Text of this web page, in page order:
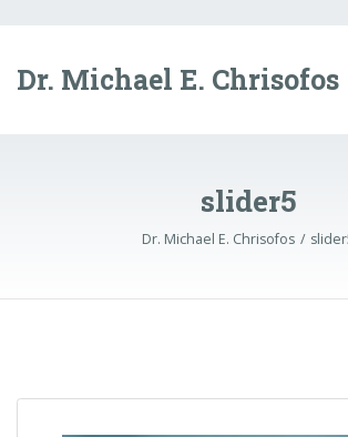
Dr. Michael E. Chrisofos
slider5
Dr. Michael E. Chrisofos